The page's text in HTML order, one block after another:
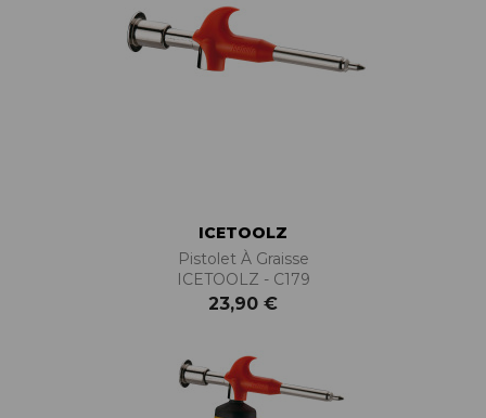
ICETOOLZ
Pistolet À Graisse
ICETOOLZ - C179
23,90 €